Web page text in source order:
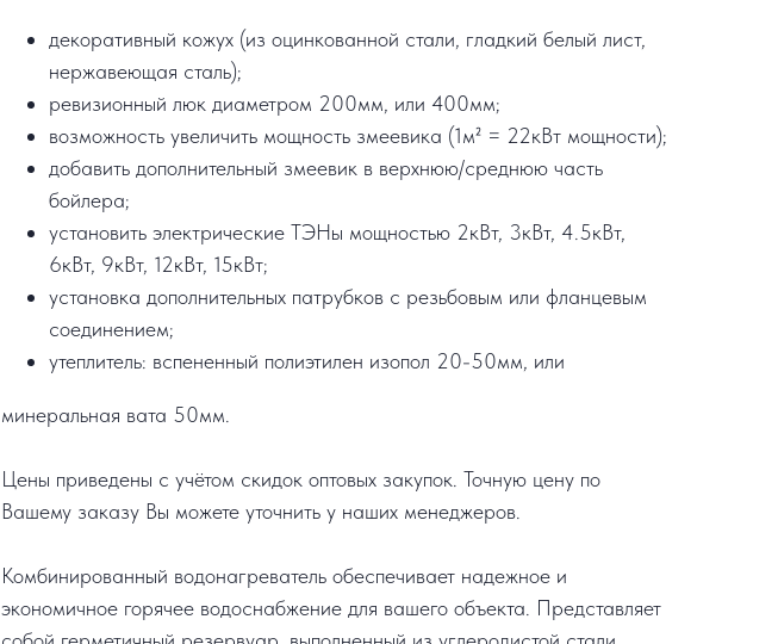
декоративный кожух (из оцинкованной стали, гладкий белый лист,
нержавеющая сталь);
ревизионный люк диаметром 200мм, или 400мм;
возможность увеличить мощность змеевика (1м² = 22кВт мощности);
добавить дополнительный змеевик в верхнюю/среднюю часть
бойлера;
установить электрические ТЭНы мощностью 2кВт, 3кВт, 4.5кВт,
6кВт, 9кВт, 12кВт, 15кВт;
установка дополнительных патрубков с резьбовым или фланцевым
соединением;
утеплитель: вспененный полиэтилен изопол 20-50мм, или
минеральная вата 50мм.
Цены приведены с учётом скидок оптовых закупок. Точную цену по
Вашему заказу Вы можете уточнить у наших менеджеров.
Комбинированный водонагреватель обеспечивает надежное и
экономичное горячее водоснабжение для вашего объекта. Представляет